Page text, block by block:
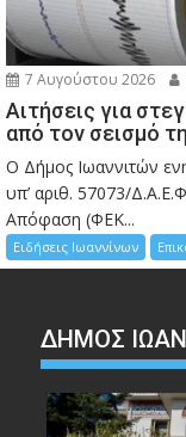
7 Αυγούστου 2026
Αιτήσεις για
από τον σεισμό
Ο Δήμος Ιωαννιτών
υπ’ αριθ. 57073/
Απόφαση (ΦΕΚ...
Ειδήσεις Ιωαννίνων
ΔΗΜΟΣ